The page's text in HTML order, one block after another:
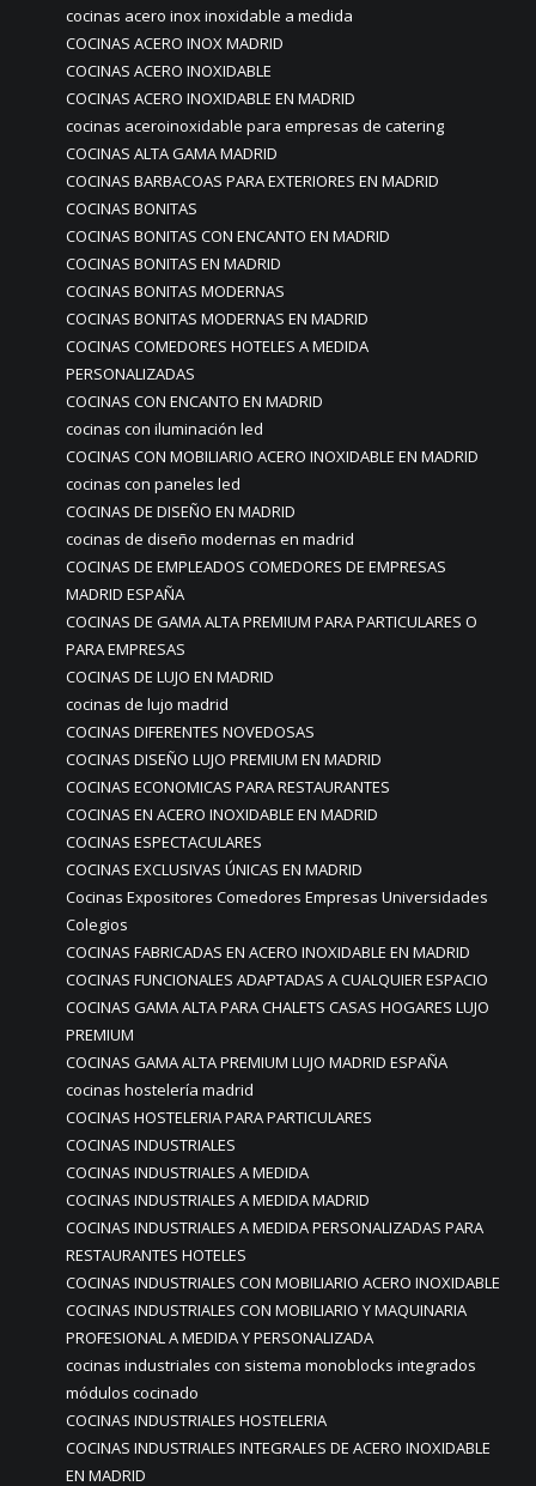
cocinas acero inox inoxidable a medida
COCINAS ACERO INOX MADRID
COCINAS ACERO INOXIDABLE
COCINAS ACERO INOXIDABLE EN MADRID
cocinas aceroinoxidable para empresas de catering
COCINAS ALTA GAMA MADRID
COCINAS BARBACOAS PARA EXTERIORES EN MADRID
COCINAS BONITAS
COCINAS BONITAS CON ENCANTO EN MADRID
COCINAS BONITAS EN MADRID
COCINAS BONITAS MODERNAS
COCINAS BONITAS MODERNAS EN MADRID
COCINAS COMEDORES HOTELES A MEDIDA
PERSONALIZADAS
COCINAS CON ENCANTO EN MADRID
cocinas con iluminación led
COCINAS CON MOBILIARIO ACERO INOXIDABLE EN MADRID
cocinas con paneles led
COCINAS DE DISEÑO EN MADRID
cocinas de diseño modernas en madrid
COCINAS DE EMPLEADOS COMEDORES DE EMPRESAS
MADRID ESPAÑA
COCINAS DE GAMA ALTA PREMIUM PARA PARTICULARES O
PARA EMPRESAS
COCINAS DE LUJO EN MADRID
cocinas de lujo madrid
COCINAS DIFERENTES NOVEDOSAS
COCINAS DISEÑO LUJO PREMIUM EN MADRID
COCINAS ECONOMICAS PARA RESTAURANTES
COCINAS EN ACERO INOXIDABLE EN MADRID
COCINAS ESPECTACULARES
COCINAS EXCLUSIVAS ÚNICAS EN MADRID
Cocinas Expositores Comedores Empresas Universidades
Colegios
COCINAS FABRICADAS EN ACERO INOXIDABLE EN MADRID
COCINAS FUNCIONALES ADAPTADAS A CUALQUIER ESPACIO
COCINAS GAMA ALTA PARA CHALETS CASAS HOGARES LUJO
PREMIUM
COCINAS GAMA ALTA PREMIUM LUJO MADRID ESPAÑA
cocinas hostelería madrid
COCINAS HOSTELERIA PARA PARTICULARES
COCINAS INDUSTRIALES
COCINAS INDUSTRIALES A MEDIDA
COCINAS INDUSTRIALES A MEDIDA MADRID
COCINAS INDUSTRIALES A MEDIDA PERSONALIZADAS PARA
RESTAURANTES HOTELES
COCINAS INDUSTRIALES CON MOBILIARIO ACERO INOXIDABLE
COCINAS INDUSTRIALES CON MOBILIARIO Y MAQUINARIA
PROFESIONAL A MEDIDA Y PERSONALIZADA
cocinas industriales con sistema monoblocks integrados
módulos cocinado
COCINAS INDUSTRIALES HOSTELERIA
COCINAS INDUSTRIALES INTEGRALES DE ACERO INOXIDABLE
EN MADRID